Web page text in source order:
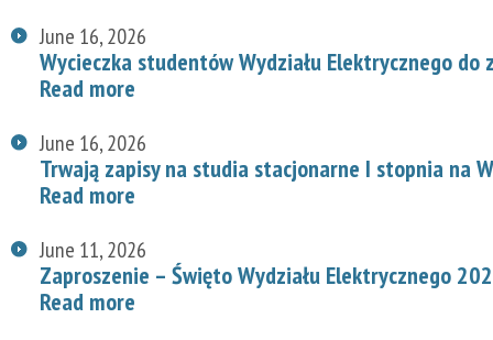
June 16, 2026
Wycieczka studentów Wydziału Elektrycznego
Read more
June 16, 2026
Trwają zapisy na studia stacjonarne I stopnia na
Read more
June 11, 2026
Zaproszenie – Święto Wydziału Elektrycznego
Read more